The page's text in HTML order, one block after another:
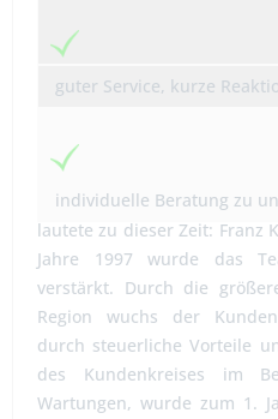
guter Service, kurze
individuelle Beratung zu
Entwicklung:
Die Firma Klein Rolltor-
Franz Klein als
Zeit wurden 2 Mitarbeiter
lautete zu dieser Zeit: Franz
Jahre 1997 wurde das
verstärkt. Durch die
Region wuchs der
durch steuerliche Vorteile
des Kundenkreises im
Wartungen, wurde zum 1.